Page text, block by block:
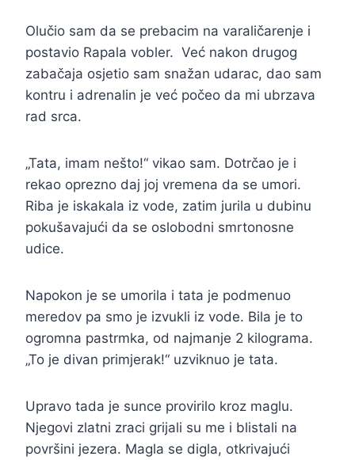
Olučio sam da se prebacim na varaličarenje i
postavio Rapala vobler. Već nakon drugog
zabačaja osjetio sam snažan udarac, dao sam
kontru i adrenalin je već počeo da mi ubrzava
rad srca.
„Tata, imam nešto!“ vikao sam. Dotrčao je i
rekao oprezno daj joj vremena da se umori.
Riba je iskakala iz vode, zatim jurila u dubinu
pokušavajući da se oslobodni smrtonosne
udice.
Napokon je se umorila i tata je podmenuo
meredov pa smo je izvukli iz vode. Bila je to
ogromna pastrmka, od najmanje 2 kilograma.
„To je divan primjerak!“ uzviknuo je tata.
Upravo tada je sunce provirilo kroz maglu.
Njegovi zlatni zraci grijali su me i blistali na
površini jezera. Magla se digla, otkrivajući